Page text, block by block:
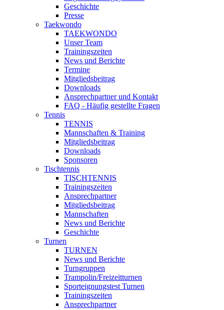
Geschichte
Presse
Taekwondo
TAEKWONDO
Unser Team
Trainingszeiten
News und Berichte
Termine
Mitgliedsbeitrag
Downloads
Ansprechpartner und Kontakt
FAQ - Häufig gestellte Fragen
Tennis
TENNIS
Mannschaften & Training
Mitgliedsbeitrag
Downloads
Sponsoren
Tischtennis
TISCHTENNIS
Trainingszeiten
Ansprechpartner
Mitgliedsbeitrag
Mannschaften
News und Berichte
Geschichte
Turnen
TURNEN
News und Berichte
Turngruppen
Trampolin/Freizeitturnen
Sporteignungstest Turnen
Trainingszeiten
Ansprechpartner